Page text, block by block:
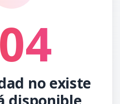
no existe